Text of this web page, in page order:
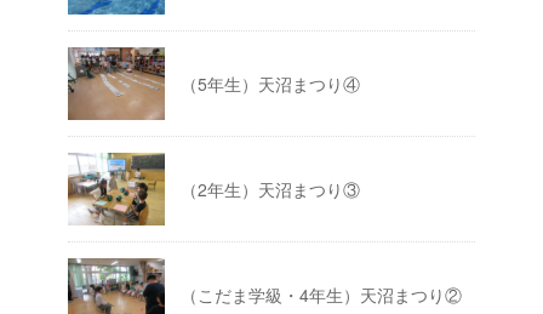
（5年生）天沼まつり④
（2年生）天沼まつり③
（こだま学級・4年生）天沼まつり②